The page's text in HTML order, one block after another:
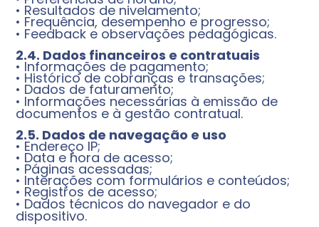
• Resultados de nivelamento;
• Frequência, desempenho e progresso;
• Feedback e observações pedagógicas.
2.4. Dados financeiros e contratuais
• Informações de pagamento;
• Histórico de cobranças e transações;
• Dados de faturamento;
• Informações necessárias à emissão de
documentos e à gestão contratual.
2.5. Dados de navegação e uso
• Endereço IP;
• Data e hora de acesso;
• Páginas acessadas;
• Interações com formulários e conteúdos;
• Registros de acesso;
• Dados técnicos do navegador e do
dispositivo.